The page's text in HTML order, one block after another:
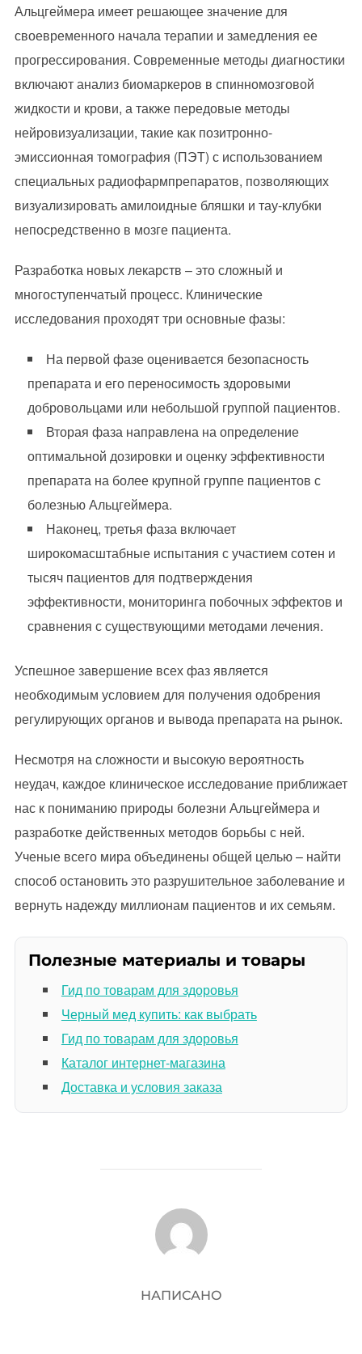
Альцгеймера имеет решающее значение для
своевременного начала терапии и замедления ее
прогрессирования. Современные методы диагностики
включают анализ биомаркеров в спинномозговой
жидкости и крови, а также передовые методы
нейровизуализации, такие как позитронно-
эмиссионная томография (ПЭТ) с использованием
специальных радиофармпрепаратов, позволяющих
визуализировать амилоидные бляшки и тау-клубки
непосредственно в мозге пациента.
Разработка новых лекарств – это сложный и
многоступенчатый процесс. Клинические
исследования проходят три основные фазы:
На первой фазе оценивается безопасность
препарата и его переносимость здоровыми
добровольцами или небольшой группой пациентов.
Вторая фаза направлена на определение
оптимальной дозировки и оценку эффективности
препарата на более крупной группе пациентов с
болезнью Альцгеймера.
Наконец, третья фаза включает
широкомасштабные испытания с участием сотен и
тысяч пациентов для подтверждения
эффективности, мониторинга побочных эффектов и
сравнения с существующими методами лечения.
Успешное завершение всех фаз является
необходимым условием для получения одобрения
регулирующих органов и вывода препарата на рынок.
Несмотря на сложности и высокую вероятность
неудач, каждое клиническое исследование приближает
нас к пониманию природы болезни Альцгеймера и
разработке действенных методов борьбы с ней.
Ученые всего мира объединены общей целью – найти
способ остановить это разрушительное заболевание и
вернуть надежду миллионам пациентов и их семьям.
Полезные материалы и товары
Гид по товарам для здоровья
Черный мед купить: как выбрать
Гид по товарам для здоровья
Каталог интернет-магазина
Доставка и условия заказа
АВТОР ЗАПИСИ
НАПИСАНО